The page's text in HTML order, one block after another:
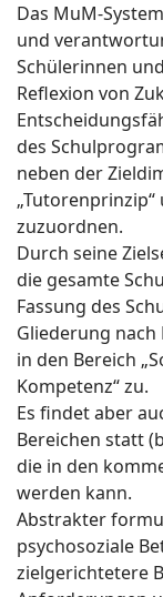
Das MuM-
und
Schülerinnen
Reflexion von
des
neben der
zuzuordnen.
Durch seine
die gesamte
Fassung des
Gliederung
in den Bereich
Kompetenz“ zu.
Es findet aber
Bereichen statt
die in den
werden kann.
Abstrakter
psychosoziale
zielgerichtetere